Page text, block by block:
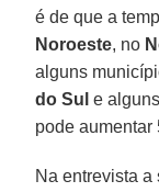
é de que a
Noroeste, no
alguns
do Sul e
pode aumentar
Na entrevista a